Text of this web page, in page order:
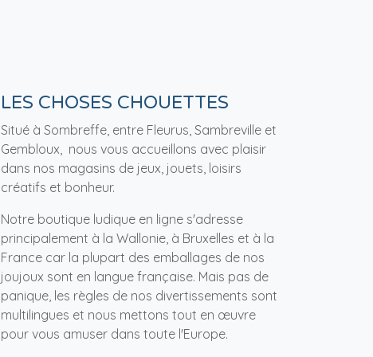
LES CHOSES CHOUETTES
Situé à Sombreffe, entre Fleurus, Sambreville et
Gembloux, nous vous accueillons avec plaisir
dans nos magasins de jeux, jouets, loisirs
créatifs et bonheur.
Notre boutique ludique en ligne s'adresse
principalement à la Wallonie, à Bruxelles et à la
France car la plupart des emballages de nos
joujoux sont en langue française. Mais pas de
panique, les règles de nos divertissements sont
multilingues et nous mettons tout en œuvre
pour vous amuser dans toute l'Europe.